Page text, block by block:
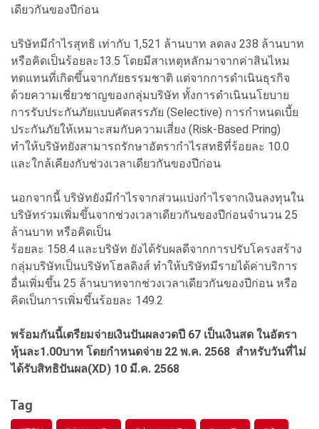
เดียวกันของปีก่อน
บริษัทมีกำไรสุทธิ เท่ากับ 1,521 ล้านบาท ลดลง 238 ล้านบาท
หรือคิดเป็นร้อยละ13.5 โดยมีสาเหตุหลักมาจากค่าสินไหม
ทดแทนที่เกิดขึ้นจากภัยธรรมชาติ แต่จากการดำเนินธุรกิจ
ด้วยความเชี่ยวชาญของกลุ่มบริษัท ทั้งการดำเนินนโยบาย
การรับประกันภัยแบบคัดสรรภัย (Selective) การกำหนดเบี้ย
ประกันภัยให้เหมาะสมกับความเสี่ยง (Risk-Based Pring)
ทำให้บริษัทยังสามารถรักษาอัตรากำไรสทธิที่ร้อยละ 10.0
และใกล้เคียงกับช่วงเวลาเดียวกันของปีก่อน
นอกจากนี้ บริษัทยังมีกำไรจากส่วนแบ่งกำไรจากเงินลงทุนใน
บริษัทร่วมเพิ่มขึ้นจากช่วงเวลาเดียวกันของปีก่อนจำนวน 25
ล้านบาท หรือคิดเป็น
ร้อยละ 158.4 และบริษัท ยังได้รับผลดีจากการปรับโครงสร้าง
กลุ่มบริษัทเป็นบริษัทโฮลดิงส์ ทำให้บริษัทมีรายได้ค่าบริการ
อื่นเพิ่มขึ้น 25 ล้านบาทจากช่วงเวลาเดียวกันของปีก่อน หรือ
คิดเป็นการเพิ่มขึ้นร้อยละ 149.2
พร้อมกันนี้เตรียมจ่ายเงินปันผลงวดปี 67 เป็นเงินสด ในอัตรา
หุ้นละ1.00บาท โดยกำหนดจ่าย 22 พ.ค. 2568 สำหรับวันที่ไม่
ได้รับสิทธิปันผล(XD) 10 มี.ค. 2568
Tag